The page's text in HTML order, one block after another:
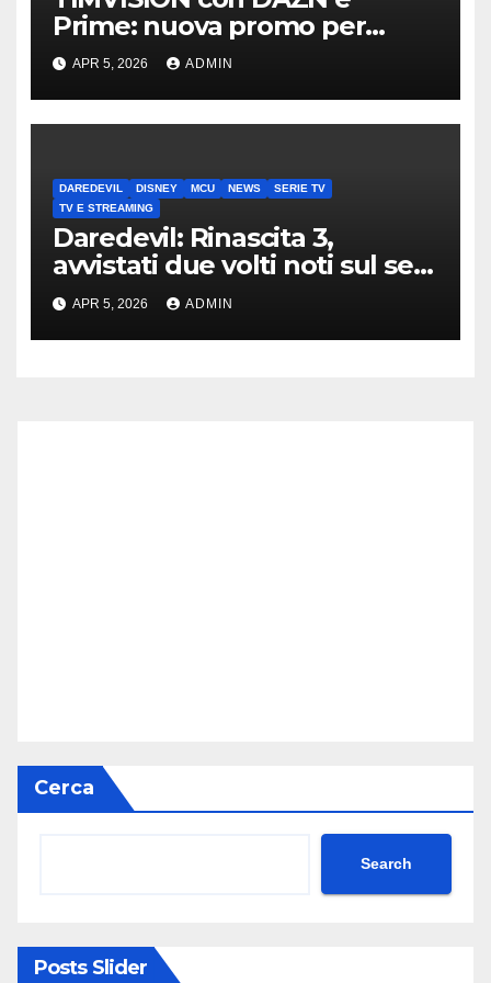
Prime: nuova promo per
clienti TIM
APR 5, 2026 ADMIN
DAREDEVIL DISNEY MCU NEWS
SERIE TV
TV E STREAMING
Daredevil: Rinascita 3,
avvistati due volti noti sul set
di New York
APR 5, 2026 ADMIN
Cerca
Search
Posts Slider